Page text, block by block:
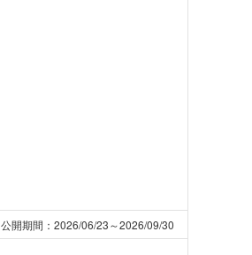
公開期間：2026/06/23～2026/09/30